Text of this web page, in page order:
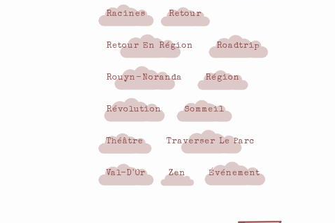
Racines Retour
Retour En Région Roadtrip
Rouyn-Noranda Région
Révolution Sommeil
Théâtre Traverser Le Parc
Val-D'Or Zen Événement